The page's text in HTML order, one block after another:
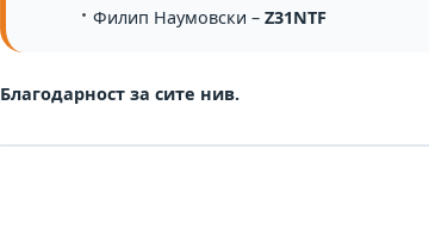
Филип Наумовски –Z31NTF
Благодарност за сите нив.